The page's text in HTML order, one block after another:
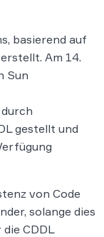
basierend auf
Am 14.
Sun
durch
gestellt und
von Code
solange dies
CDDL